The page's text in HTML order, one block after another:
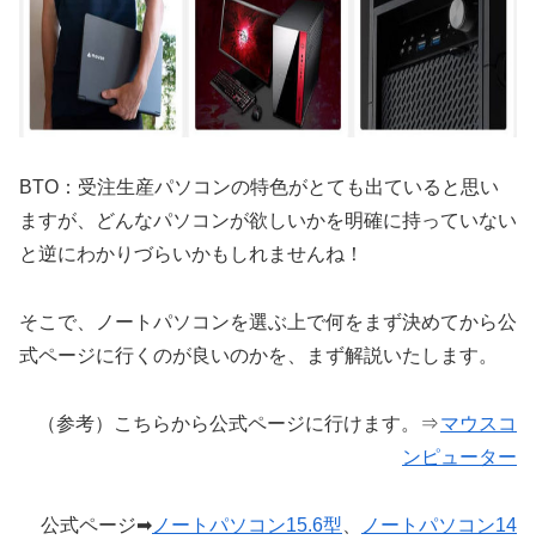
BTO：受注生産パソコンの特色がとても出ていると思い
ますが、どんなパソコンが欲しいかを明確に持っていない
と逆にわかりづらいかもしれませんね！
そこで、ノートパソコンを選ぶ上で何をまず決めてから公
式ページに行くのが良いのかを、まず解説いたします。
（参考）こちらから公式ページに行けます。⇒マウスコ
ンピューター
公式ページ➡ ノートパソコン15.6型
ノートパソコン14